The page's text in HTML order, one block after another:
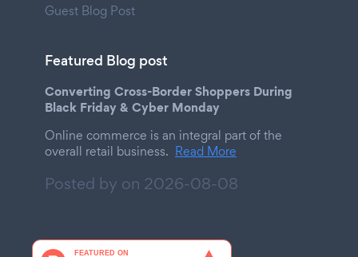
Guest Blog Post
Featured Blog post
Converting Cross-Border Shoppers During
Black Friday & Cyber Monday
Online commerce is an integral part of the
overall retail business. Read More
Posted by on 2026-08-08